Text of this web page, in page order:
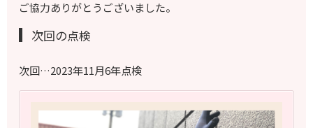
ご協力ありがとうございました。
次回の点検
次回…2023年11月6年点検